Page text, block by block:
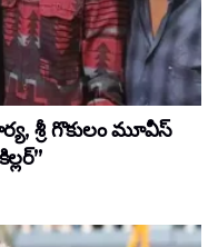
శ్రీ గొకులం మూవీస్‌